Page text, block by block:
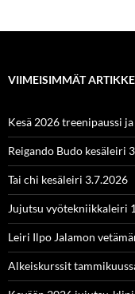
VIIMEISIMMÄT
Kesä 2026 treenipaussi
Reigando Budo kesäleiri
Tai chi kesäleiri 3.7.2026
Jujutsu vyötekniikkaleiri
Leiri Ilpo Jalamon
Alkeiskurssit